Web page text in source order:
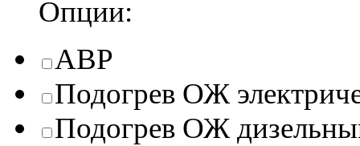
Опции:
АВР
Подогрев ОЖ
Подогрев ОЖ